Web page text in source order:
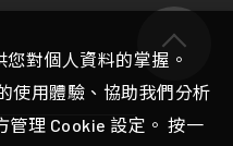
對個人資料的掌握。
使用體驗、協助我們分析
理 Cookie 設定。 按一